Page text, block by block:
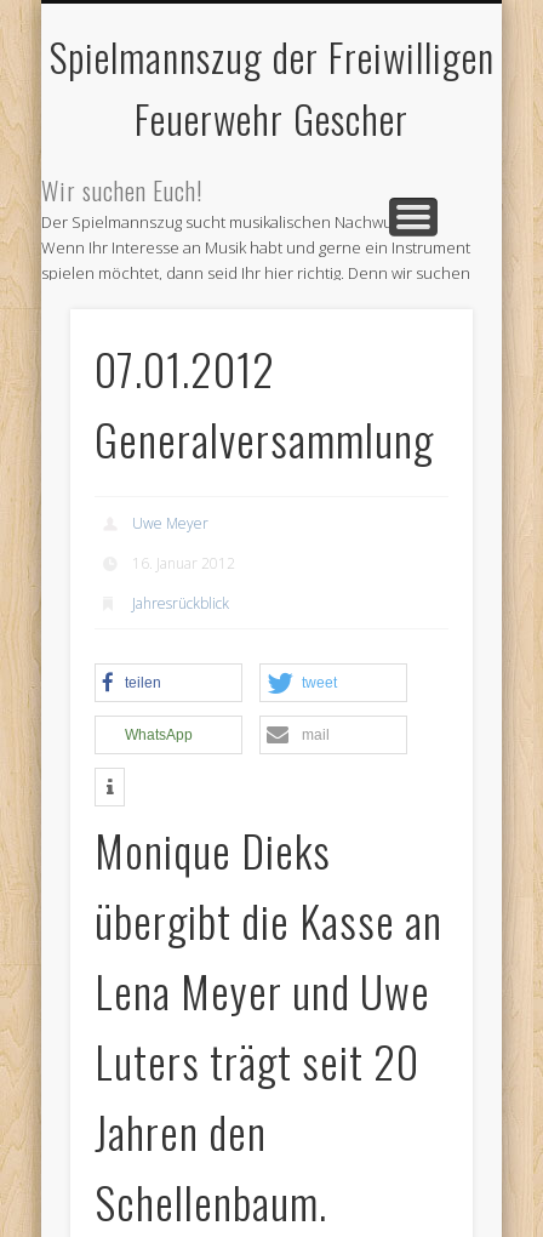
Spielmannszug der Freiwilligen
Feuerwehr Gescher
Wir suchen Euch!
Der Spielmannszug sucht musikalischen Nachwuchs!
Wenn Ihr Interesse an Musik habt und gerne ein Instrument
spielen möchtet, dann seid Ihr hier richtig. Denn wir suchen
Wir proben jeden ersten und dritten Montag im Monat ab 19
Uhr im Feuerwehr Gerätehaus am Venneweg in Gescher.
Andre Schepers (Email a.schepers@spielmannszug-
gescher.de)
07.01.2012
Generalversammlung
Uwe Meyer
16. Januar 2012
Jahresrückblick
teilen tweet
WhatsApp mail
Monique Dieks
übergibt die Kasse an
Lena Meyer und Uwe
Luters trägt seit 20
Jahren den
Schellenbaum.